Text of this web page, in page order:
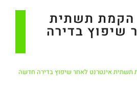
הקמת תשתית
שיפוץ בדירה
תשתית אינטרנט לאחר שיפוץ בדירה חדשה